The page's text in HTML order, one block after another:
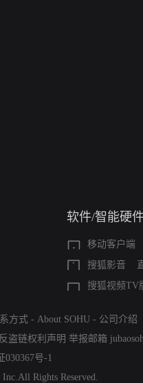
软件/智能硬
移动客户端
搜狐影音
搜狐视频TV
方式 - About SOHU - 公司介绍
盗链权利声明 举报邮箱
030367号-1
Rights Reserved.